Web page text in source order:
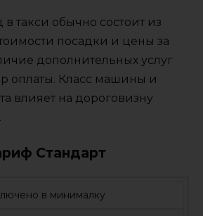
такси обычно состоит из
посадки и цены за
дополнительных услуг
оплаты. Класс машины и
влияет на дороговизну
Стандарт
в минималку